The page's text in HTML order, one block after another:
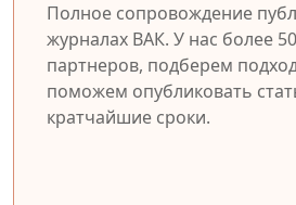
Полное сопровождение
журналах ВАК. У нас более
партнеров, подберем
поможем опубликовать
кратчайшие сроки.